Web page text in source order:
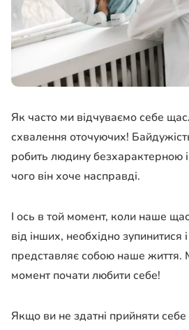
Як часто ми відчуваємо себе
схвалення оточуючих!
робить людину безхарактерною
чого він хоче насправді.
І ось в той момент, коли наше
від інших, необхідно зупинитися
представляє собою наше життя.
момент почати любити себе!
Якщо ви не здатні прийняти